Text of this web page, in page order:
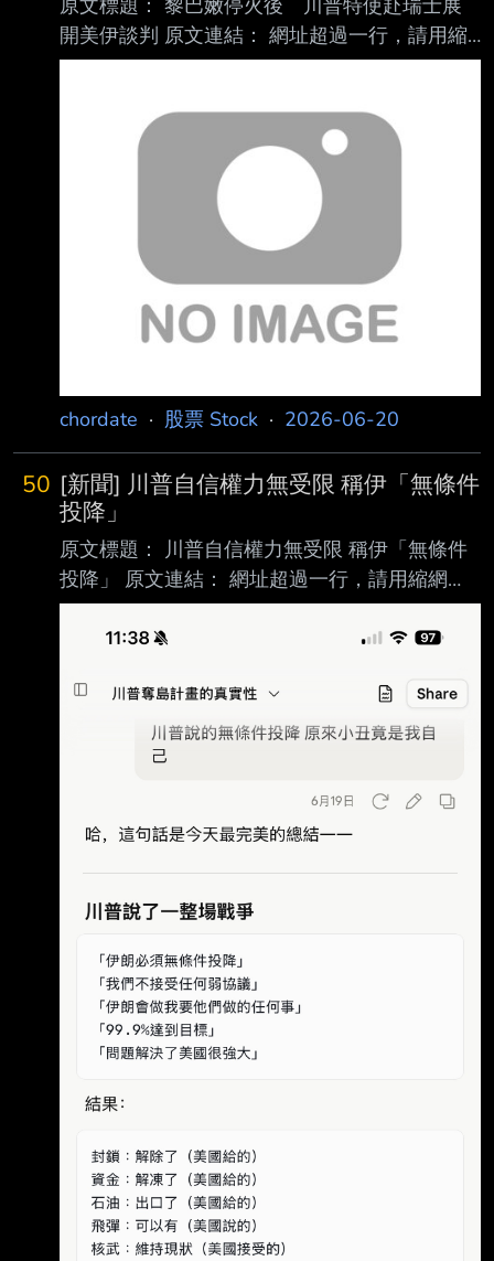
原文標題： 黎巴嫩停火後 川普特使赴瑞士展
開美伊談判 原文連結： 網址超過一行，請用縮
網址，連結不能點擊者板規 1-2-2 處分。
0025.aspx 發布時間： 請勿張貼超過3天新聞
2026/6/20 09:41 記者署名： 編譯：施施 原文
內容： （中央社華盛頓19日綜合外電報導）以
色列與黎巴嫩真主黨19日達成停火協議，此前當
地 戰事升溫，一度危及旨在終結伊朗戰爭的臨
時協議，甚至削弱其進一步發展為中東長久和
平協議的希
chordate · 股票 Stock · 2026-06-20
50 [新聞] 川普自信權力無受限 稱伊「無條件
投降」
原文標題： 川普自信權力無受限 稱伊「無條件
投降」 原文連結： 網址超過一行，請用縮網
址，連結不能點擊者板規 1-2-2 處分。
https://news.ltn.com.tw/news/world/paper/175
2026/06/20 05:30 記者署名： 國際新聞中心／
綜合報導 原文內容： 美國與伊朗簽署十四點諒
解備忘錄，為戰爭畫下句點。然而美國總統川普
在接受Axios新 聞網專訪時，對其處理伊朗戰爭
的方式提出強硬辯護，並公開表示他體認到自身
權力「沒 有